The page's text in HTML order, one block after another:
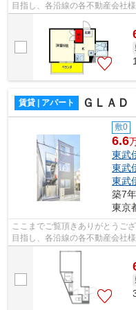
目指し、各沿線の各不動産会社
賃貸 | アパート ＧＬＡ
敷0
6.6
東武
東武
東武
築7
東京
ここまでご覧頂きありがとうご
目指し、各沿線の各不動産会社
様へ提供しております！最新の情